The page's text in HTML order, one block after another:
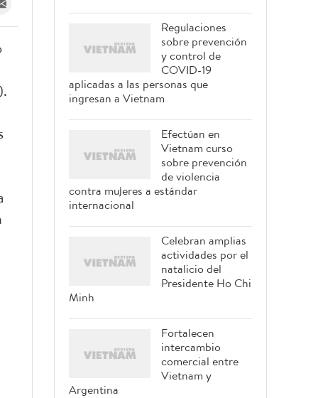
Regulaciones
sobre prevención
y control de
COVID-19
aplicadas a las personas que
ingresan a Vietnam
Efectúan en
Vietnam curso
sobre prevención
de violencia
contra mujeres a estándar
internacional
Celebran amplias
actividades por el
natalicio del
Presidente Ho Chi
Minh
Fortalecen
intercambio
comercial entre
Vietnam y
Argentina